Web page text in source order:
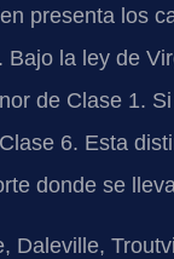
presenta los
la ley de
de Clase 1.
6. Esta
donde se
Daleville,